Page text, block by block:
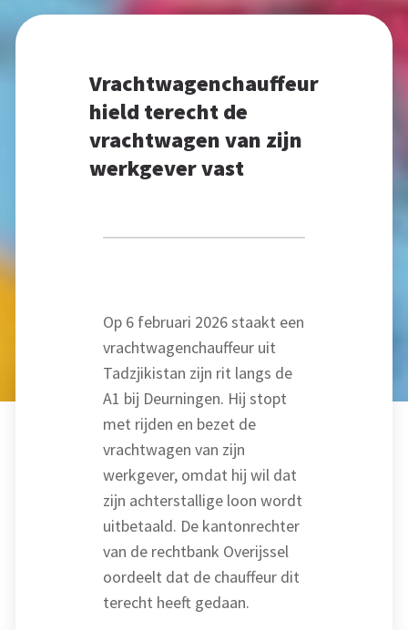
Vrachtwagenchauffeur
hield terecht de
vrachtwagen van zijn
werkgever vast
Op 6 februari 2026 staakt een
vrachtwagenchauffeur uit
Tadzjikistan zijn rit langs de
A1 bij Deurningen. Hij stopt
met rijden en bezet de
vrachtwagen van zijn
werkgever, omdat hij wil dat
zijn achterstallige loon wordt
uitbetaald. De kantonrechter
van de rechtbank Overijssel
oordeelt dat de chauffeur dit
terecht heeft gedaan.